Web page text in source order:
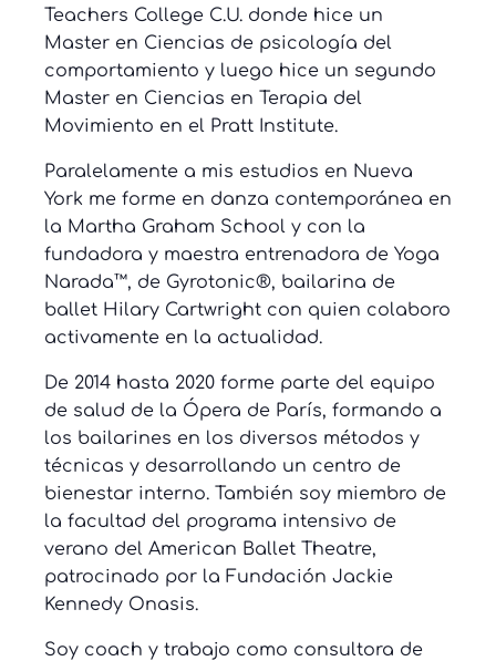
Teachers College C.U. donde hice un
Master en Ciencias de psicología del
comportamiento y luego hice un segundo
Master en Ciencias en Terapia del
Movimiento en el Pratt Institute.
Paralelamente a mis estudios en Nueva
York me forme en danza contemporánea en
la Martha Graham School y con la
fundadora y maestra entrenadora de Yoga
Narada™, de Gyrotonic®, bailarina de
ballet Hilary Cartwright con quien colaboro
activamente en la actualidad.
De 2014 hasta 2020 forme parte del equipo
de salud de la Ópera de París, formando a
los bailarines en los diversos métodos y
técnicas y desarrollando un centro de
bienestar interno. También soy miembro de
la facultad del programa intensivo de
verano del American Ballet Theatre,
patrocinado por la Fundación Jackie
Kennedy Onasis.
Soy coach y trabajo como consultora de